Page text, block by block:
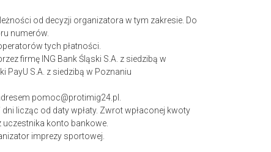
od decyzji organizatora w tym zakresie. Do
numerów.
tych płatności.
firmę ING Bank Śląski S.A. z siedzibą w
PayU S.A. z siedzibą w Poznaniu
pomoc@protimig24.pl.
licząc od daty wpłaty. Zwrot wpłaconej kwoty
konto bankowe.
imprezy sportowej.